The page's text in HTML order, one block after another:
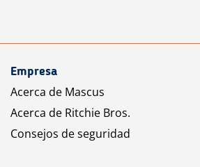
Empresa
Acerca de Mascus
Acerca de Ritchie Bros.
Consejos de seguridad